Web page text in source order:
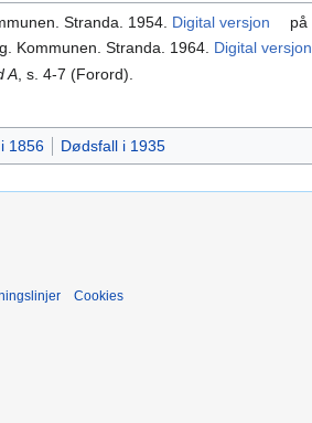
Stranda. 1954. Digital versjon på
Kommunen. Stranda. 1964. Digital versjon
A , s. 4-7 (Forord).
1856 Dødsfall i 1935
Cookies